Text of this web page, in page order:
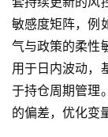
货
期
货
入
门
敏感度矩阵，例
气与政策的柔性
用于日内波动，
于持仓周期管理
的偏差，优化变